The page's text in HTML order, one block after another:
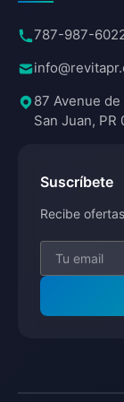
787-987-
87 Avenue
San Juan, PR
Suscríbete
Recibe